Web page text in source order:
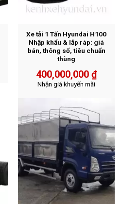
Xe tải 1 Tấn Hyundai H100
Nhập khẩu & lắp ráp: giá
bán, thông số, tiêu chuẩn
thùng
400,000,000 ₫
Nhận giá khuyến mãi